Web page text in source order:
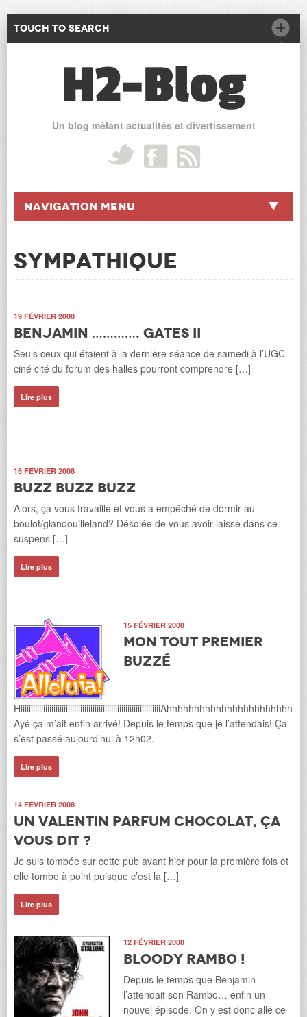
Touch to Search
H2-Blog
Un blog mêlant actualités et divertissement
Navigation Menu
SYMPATHIQUE
19 FÉVRIER 2008
Benjamin …………. Gates II
Seuls ceux qui étaient à la dernière séance de samedi à l’UGC
ciné cité du forum des halles pourront comprendre […]
Lire plus
16 FÉVRIER 2008
Buzz buzz buzz
Alors, ça vous travaille et vous a empêché de dormir au
boulot/glandouilleland? Désolée de vous avoir laissé dans ce
suspens […]
Lire plus
15 FÉVRIER 2008
Mon tout premier
Buzzé
Ayé ça m’ait enfin arrivé! Depuis le temps que je l’attendais! Ça
s’est passé aujourd’hui à 12h02.
Lire plus
14 FÉVRIER 2008
Un Valentin parfum chocolat, ça
vous dit ?
Je suis tombée sur cette pub avant hier pour la première fois et
elle tombe à point puisque c’est la […]
Lire plus
12 FÉVRIER 2008
Bloody Rambo !
Depuis le temps que Benjamin
l’attendait son Rambo… enfin un
nouvel épisode. On y est donc allé ce